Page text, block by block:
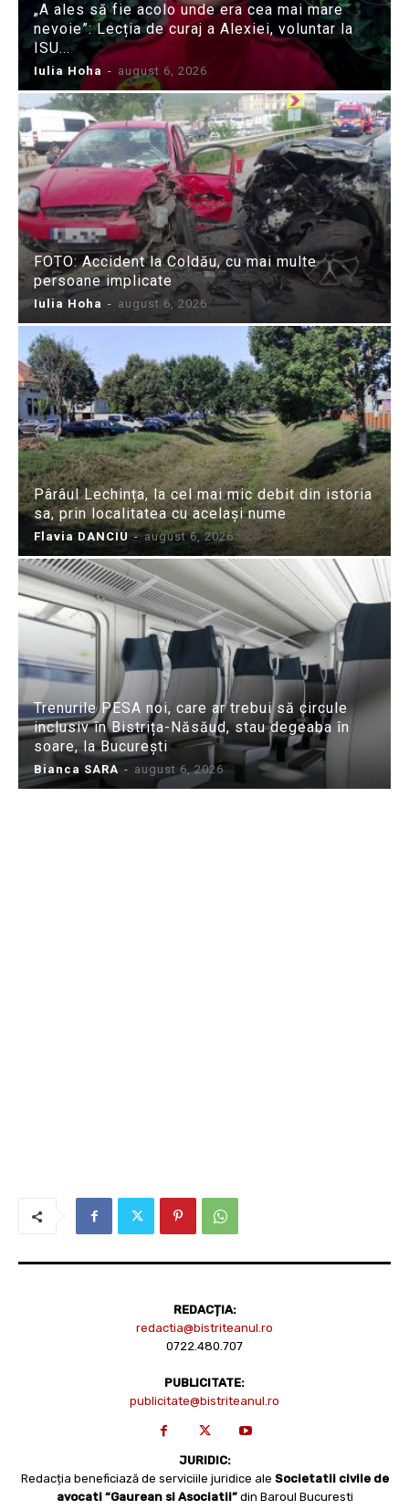
„A ales să fie acolo unde era cea mai mare
nevoie”: Lecția de curaj a Alexiei, voluntar la
ISU...
Iulia Hoha - august 6, 2026
FOTO: Accident la Coldău, cu mai multe
persoane implicate
Iulia Hoha - august 6, 2026
Pârâul Lechința, la cel mai mic debit din istoria
sa, prin localitatea cu același nume
Flavia DANCIU - august 6, 2026
Trenurile PESA noi, care ar trebui să circule
inclusiv în Bistrița-Năsăud, stau degeaba în
soare, la București
Bianca SARA - august 6, 2026
REDACȚIA:
redactia@bistriteanul.ro
0722.480.707
PUBLICITATE:
publicitate@bistriteanul.ro
JURIDIC:
Redacția beneficiază de serviciile juridice ale Societatii civile de
avocati “Gaurean si Asociatii” din Baroul Bucuresti